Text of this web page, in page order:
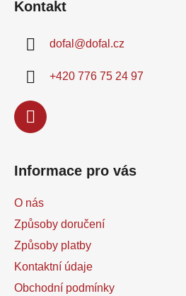
Kontakt
dofal @dofal.cz
+420 776 75 24 97
Informace pro vás
O nás
Způsoby doručení
Způsoby platby
Kontaktní údaje
Obchodní podmínky